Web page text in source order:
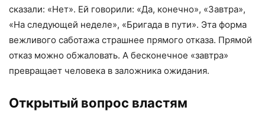
сказали: «Нет». Ей говорили: «Да, конечно», «Завтра»,
«На следующей неделе», «Бригада в пути». Эта форма
вежливого саботажа страшнее прямого отказа. Прямой
отказ можно обжаловать. А бесконечное «завтра»
превращает человека в заложника ожидания.
Открытый вопрос властям